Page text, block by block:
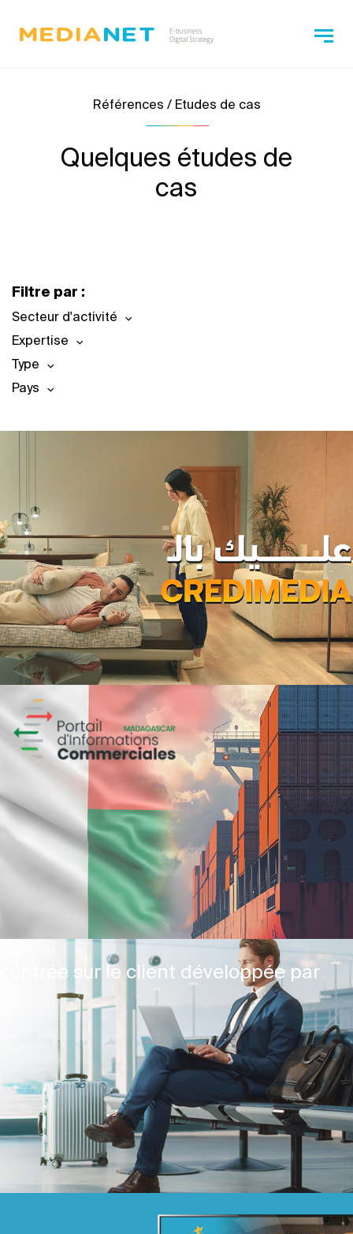
Références / Etudes de cas
Quelques études de
cas
Filtre par :
Secteur d'activité
Expertise
Type
Pays
sur le client développée par